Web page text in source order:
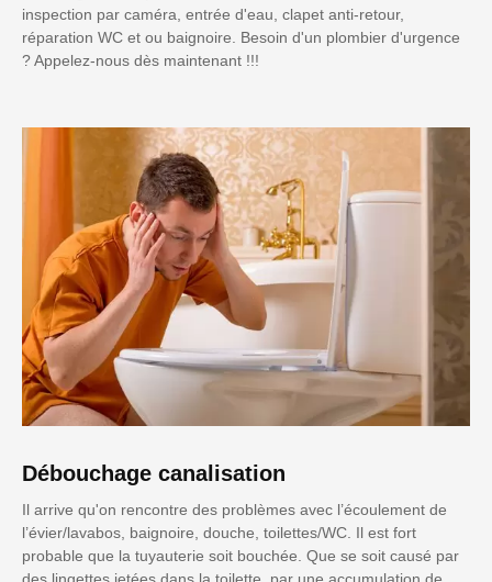
inspection par caméra, entrée d'eau, clapet anti-retour,
réparation WC et ou baignoire. Besoin d'un plombier d'urgence
? Appelez-nous dès maintenant !!!
Débouchage canalisation
Il arrive qu'on rencontre des problèmes avec l’écoulement de
l’évier/lavabos, baignoire, douche, toilettes/WC. Il est fort
probable que la tuyauterie soit bouchée. Que se soit causé par
des lingettes jetées dans la toilette, par une accumulation de